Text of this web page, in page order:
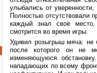
улыбались от
Полностью отсутствовали
каждый знал своё
смотрится во время игры.
Удивил розыгрыш мяча: не
после которого он не
изменяющуюся
нападающих по всему